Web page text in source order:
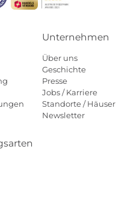
Unternehmen
Über uns
Geschichte
Presse
Jobs / Karriere
Standorte / Häuser
Newsletter